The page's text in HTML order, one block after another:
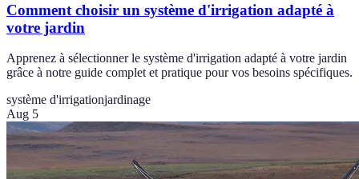
Comment choisir un système d'irrigation adapté à
votre jardin
Apprenez à sélectionner le système d'irrigation adapté à votre jardin
grâce à notre guide complet et pratique pour vos besoins spécifiques.
système d'irrigationjardinage
Aug 5